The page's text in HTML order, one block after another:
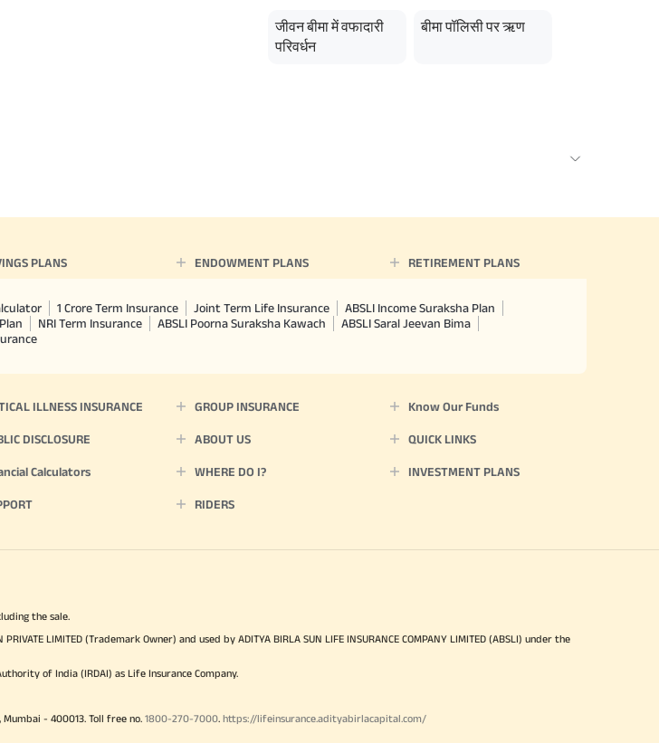
जीवन बीमा में वफादारी
परिवर्धन
बीमा पॉलिसी पर ऋण
PLANS ENDOWMENT PLANS RETIREMENT PLANS
1 Crore Term Insurance Joint Term Life Insurance
ABSLI Income Suraksha Plan
NRI Term Insurance ABSLI Poorna Suraksha Kawach
ABSLI Saral Jeevan Bima
ILLNESS INSURANCE GROUP INSURANCE Know Our Funds
DISCLOSURE ABOUT US QUICK LINKS
Calculators WHERE DO I? INVESTMENT PLANS
RIDERS
the sale.
LIMITED (Trademark Owner) and used by ADITYA BIRLA SUN LIFE INSURANCE COMPANY LIMITED (ABSLI) under the
of India (IRDAI) as Life Insurance Company.
Mumbai - 400013. Toll free no. 1800-270-7000. https://lifeinsurance.adityabirlacapital.com/